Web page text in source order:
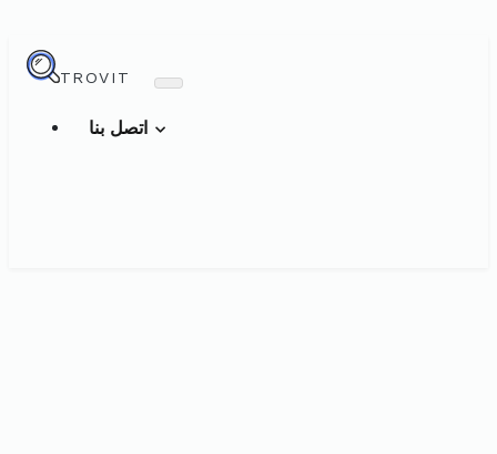
TROVIT